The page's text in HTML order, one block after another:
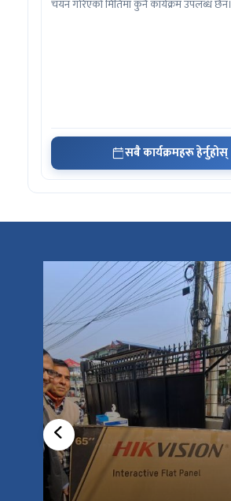
चयन गरिएको मितिमा कुनै कार्यक्रम उपलब्ध छैन।
सबै कार्यक्रमहरू हेर्नुहोस्